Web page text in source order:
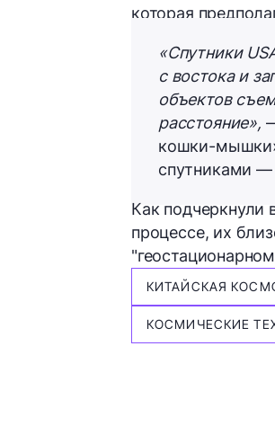
которая
«Спутники
с востока и
объектов
расстояние»,
кошки-мышки»
спутниками —
Как подчеркнули
процессе, их
КИТАЙСКАЯ
КОСМИЧЕСКИЕ